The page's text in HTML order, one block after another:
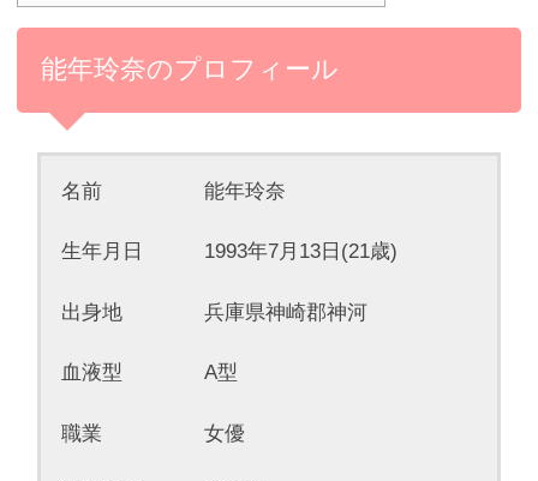
能年玲奈のプロフィール
名前 能年玲奈
生年月日 1993年7月13日(21歳)
出身地 兵庫県神崎郡神河
血液型 A型
職業 女優